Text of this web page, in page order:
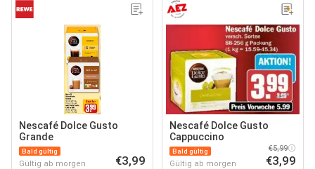
Nescafé Dolce Gusto
Grande
Bald gültig
Gültig ab morgen €3,99
Nescafé Dolce Gusto
Cappuccino
Bald gültig
Gültig ab morgen
€5,99
€3,99